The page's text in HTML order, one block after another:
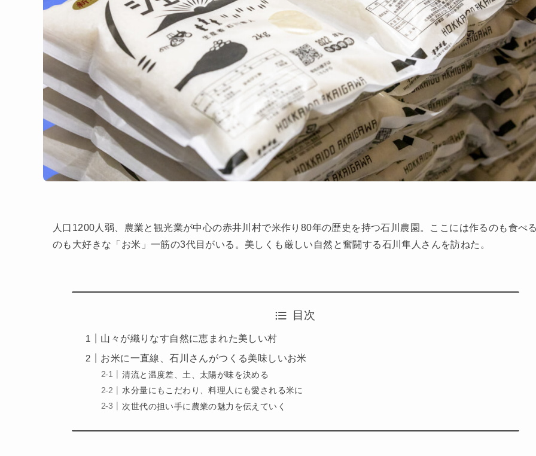
人口1200人弱、農業と観光業が中心の赤井川村で米作り80年の歴史を持つ石川農園。ここには作るのも食べ
のも大好きな「お米」一筋の3代目がいる。美しくも厳しい自然と奮闘する石川隼人さんを訪ねた。
目次
山々が織りなす自然に恵まれた美しい村
お米に一直線、石川さんがつくる美味しいお米
清流と温度差、土、太陽が味を決める
水分量にもこだわり、料理人にも愛される米に
次世代の担い手に農業の魅力を伝えていく